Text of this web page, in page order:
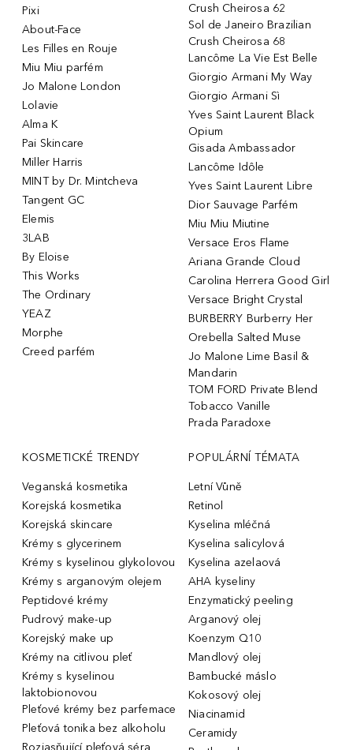
Pixi
About-Face
Les Filles en Rouje
Miu Miu parfém
Jo Malone London
Lolavie
Alma K
Pai Skincare
Miller Harris
MINT by Dr. Mintcheva
Tangent GC
Elemis
3LAB
By Eloise
This Works
The Ordinary
YEAZ
Morphe
Creed parfém
Crush Cheirosa 62
Sol de Janeiro Brazilian
Crush Cheirosa 68
Lancôme La Vie Est Belle
Giorgio Armani My Way
Giorgio Armani Sì
Yves Saint Laurent Black
Opium
Gisada Ambassador
Lancôme Idôle
Yves Saint Laurent Libre
Dior Sauvage Parfém
Miu Miu Miutine
Versace Eros Flame
Ariana Grande Cloud
Carolina Herrera Good Girl
Versace Bright Crystal
BURBERRY Burberry Her
Orebella Salted Muse
Jo Malone Lime Basil &
Mandarin
TOM FORD Private Blend
Tobacco Vanille
Prada Paradoxe
KOSMETICKÉ TRENDY
Veganská kosmetika
Korejská kosmetika
Korejská skincare
Krémy s glycerinem
Krémy s kyselinou glykolovou
Krémy s arganovým olejem
Peptidové krémy
Pudrový make-up
Korejský make up
Krémy na citlivou pleť
Krémy s kyselinou
laktobionovou
Pleťové krémy bez parfemace
Pleťová tonika bez alkoholu
Rozjasňující pleťová séra
POPULÁRNÍ TÉMATA
Letní Vůně
Retinol
Kyselina mléčná
Kyselina salicylová
Kyselina azelaová
AHA kyseliny
Enzymatický peeling
Arganový olej
Koenzym Q10
Mandlový olej
Bambucké máslo
Kokosový olej
Niacinamid
Ceramidy